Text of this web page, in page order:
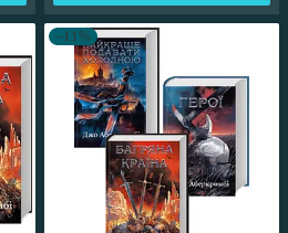
–11%